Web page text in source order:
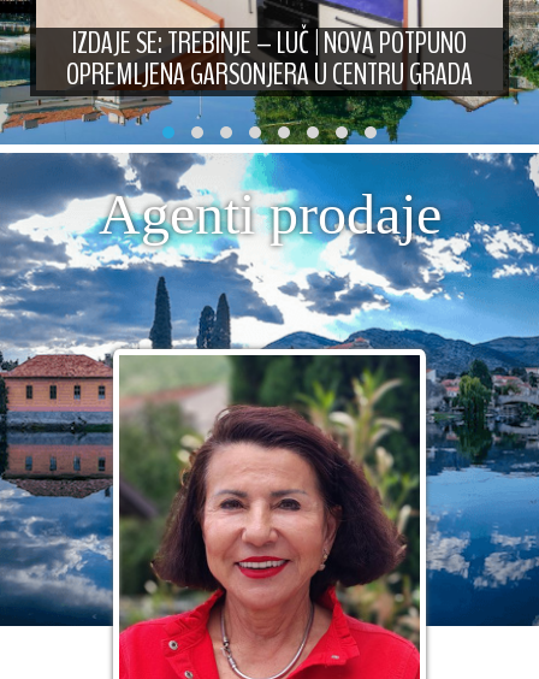
IZDAJE SE: TREBINJE – LUČ | NOVA POTPUNO
OPREMLJENA GARSONJERA U CENTRU GRADA
Agenti prodaje